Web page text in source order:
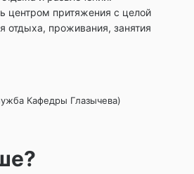
центром притяжения с целой
отдыха, проживания, занятия
Кафедры Глазычева)